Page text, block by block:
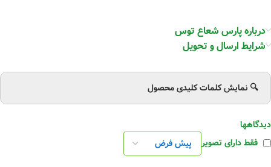
درباره پارس شعاع توس
شرایط ارسال و تحویل
🔍 نمایش کلمات کلیدی محصول
دیدگاهها
فقط دارای تصویر